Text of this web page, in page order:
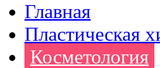
Главная
Пластическая
Косметология